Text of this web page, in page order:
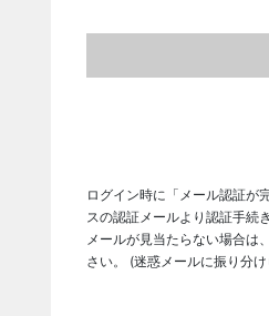
ログイン時に「メール認証が
スの認証メールより認証手続
メールが見当たらない場合は
さい。 (迷惑メールに振り分